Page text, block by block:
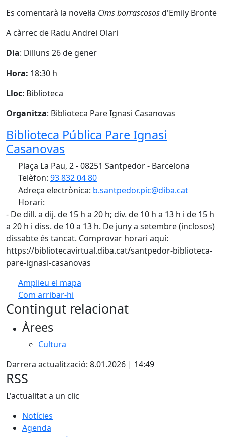
Es comentarà la novel·la Cims borrascososd'Emily Brontë
A càrrec de Radu Andrei Olari
Dia: Dilluns 26 de gener
Hora: 18:30 h
Lloc: Biblioteca
Organitza: Biblioteca Pare Ignasi Casanovas
Biblioteca Pública Pare Ignasi
Casanovas
Plaça La Pau, 2 - 08251 Santpedor - Barcelona
Telèfon: 93 832 04 80
Adreça electrònica: b.santpedor.pic@diba.cat
Horari:
- De dill. a dij. de 15 h a 20 h; div. de 10 h a 13 h i de 15 h
a 20 h i diss. de 10 a 13 h. De juny a setembre (inclosos)
dissabte és tancat. Comprovar horari aquí:
https://bibliotecavirtual.diba.cat/santpedor-biblioteca-
pare-ignasi-casanovas
Amplieu el mapa
Com arribar-hi
+
−
Contingut relacionat
Àrees
Cultura
Darrera actualització: 8.01.2026 | 14:49
RSS
L'actualitat a un clic
Notícies
Agenda